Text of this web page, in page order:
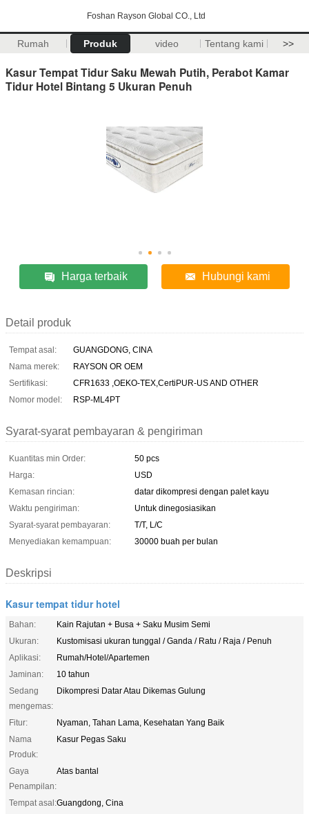
Foshan Rayson Global CO., Ltd
Rumah Produk video Tentang kami >>
Kasur Tempat Tidur Saku Mewah Putih, Perabot Kamar
Tidur Hotel Bintang 5 Ukuran Penuh
Harga terbaik Hubungi kami
Detail produk
Tempat asal:
GUANGDONG, CINA
Nama merek:
RAYSON OR OEM
Sertifikasi:
CFR1633 ,OEKO-TEX,CertiPUR-US AND OTHER
Nomor model:
RSP-ML4PT
Syarat-syarat pembayaran & pengiriman
Kuantitas min Order:
50 pcs
Harga:
USD
Kemasan rincian:
datar dikompresi dengan palet kayu
Waktu pengiriman:
Untuk dinegosiasikan
Syarat-syarat pembayaran:
T/T, L/C
Menyediakan kemampuan:
30000 buah per bulan
Deskripsi
Kasur tempat tidur hotel
Bahan:
Kain Rajutan + Busa + Saku Musim Semi
Ukuran:
Kustomisasi ukuran tunggal / Ganda / Ratu / Raja / Penuh
Aplikasi:
Rumah/Hotel/Apartemen
Jaminan:
10 tahun
Sedang
mengemas:
Dikompresi Datar Atau Dikemas Gulung
Fitur:
Nyaman, Tahan Lama, Kesehatan Yang Baik
Nama
Produk:
Kasur Pegas Saku
Gaya
Penampilan:
Atas bantal
Tempat asal:Guangdong, Cina